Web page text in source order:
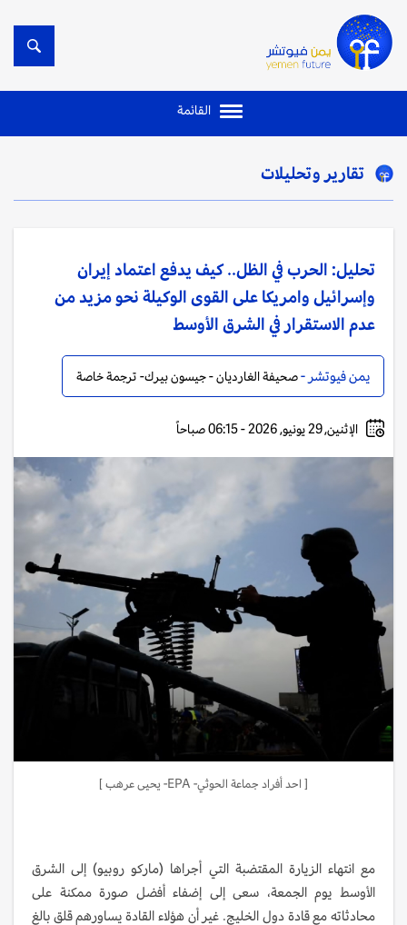
القائمة
تقارير وتحليلات
تحليل: الحرب في الظل.. كيف يدفع اعتماد إيران
وإسرائيل وامريكا على القوى الوكيلة نحو مزيد من
عدم الاستقرار في الشرق الأوسط
يمن فيوتشر -صحيفة الغارديان - جيسون بيرك- ترجمة خاصة
الإثنين, 29 يونيو, 2026 - 06:15 صباحاً
[ احد أفراد جماعة الحوثي- EPA- يحيى عرهب ]
مع انتهاء الزيارة المقتضبة التي أجراها (ماركو روبيو) إلى الشرق
الأوسط يوم الجمعة، سعى إلى إضفاء أفضل صورة ممكنة على
محادثاته مع قادة دول الخليج. غير أن هؤلاء القادة يساورهم قلق بالغ